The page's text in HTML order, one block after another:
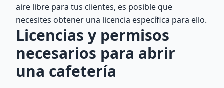
aire libre para tus clientes, es posible que
necesites obtener una licencia específica para ello.
Licencias y permisos
necesarios para abrir
una cafetería